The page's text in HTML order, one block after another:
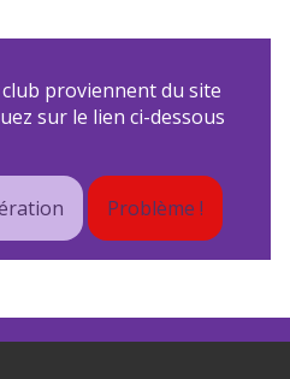
proviennent du site
sur le lien ci-dessous
Problème !